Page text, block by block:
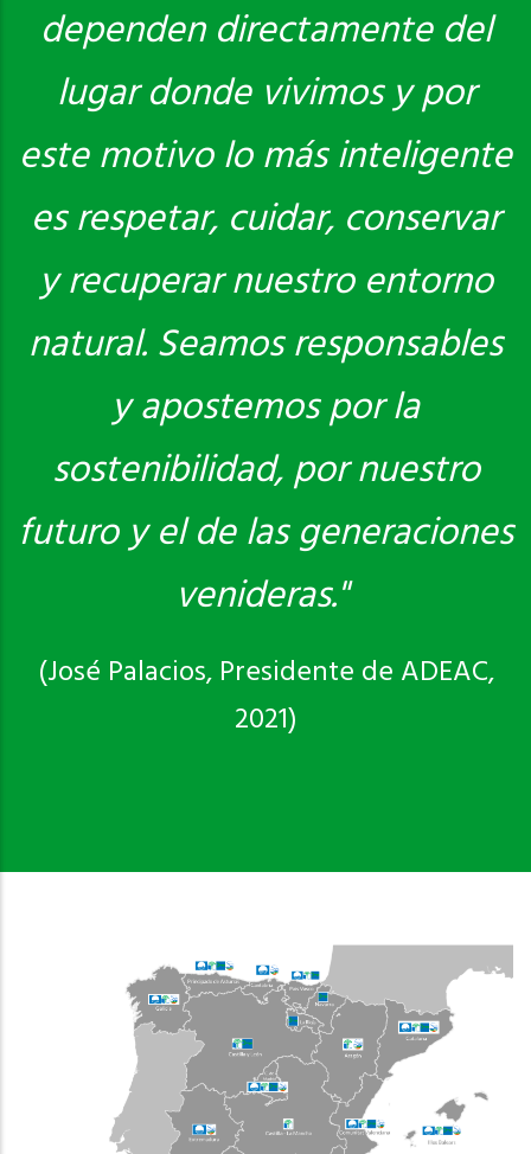
dependen directamente del
lugar donde vivimos y por
este motivo lo más inteligente
es respetar, cuidar, conservar
y recuperar nuestro entorno
natural. Seamos responsables
y apostemos por la
sostenibilidad, por nuestro
futuro y el de las generaciones
venideras."
(José Palacios, Presidente de ADEAC,
2021)